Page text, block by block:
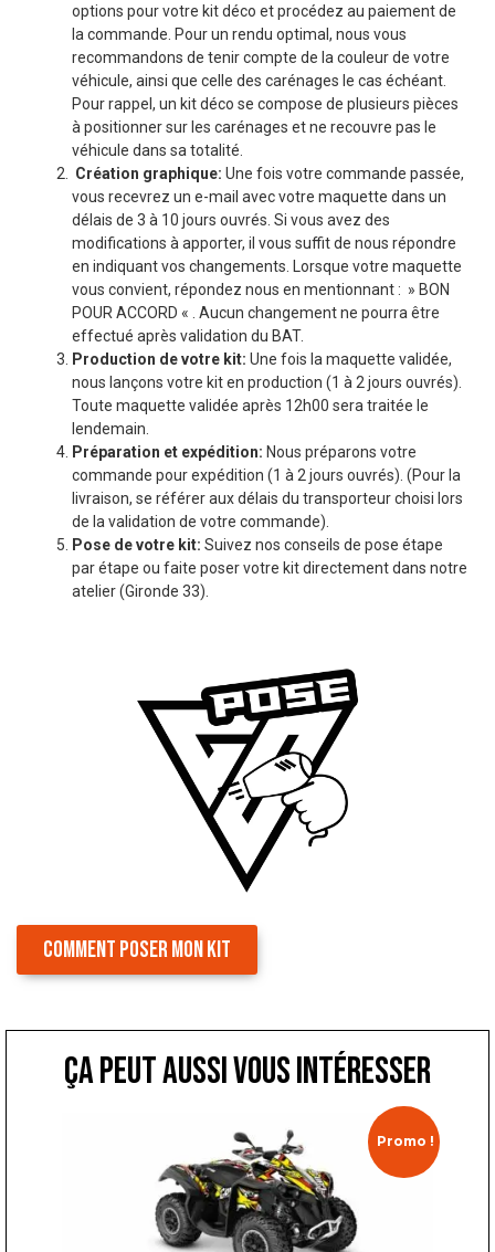
options pour votre kit déco et procédez au paiement de
la commande. Pour un rendu optimal, nous vous
recommandons de tenir compte de la couleur de votre
véhicule, ainsi que celle des carénages le cas échéant.
Pour rappel, un kit déco se compose de plusieurs pièces
à positionner sur les carénages et ne recouvre pas le
véhicule dans sa totalité.
Création graphique: Une fois votre commande passée,
vous recevrez un e-mail avec votre maquette dans un
délais de 3 à 10 jours ouvrés. Si vous avez des
modifications à apporter, il vous suffit de nous répondre
en indiquant vos changements. Lorsque votre maquette
vous convient, répondez nous en mentionnant : » BON
POUR ACCORD « . Aucun changement ne pourra être
effectué après validation du BAT.
Production de votre kit: Une fois la maquette validée,
nous lançons votre kit en production (1 à 2 jours ouvrés).
Toute maquette validée après 12h00 sera traitée le
lendemain.
Préparation et expédition: Nous préparons votre
commande pour expédition (1 à 2 jours ouvrés). (Pour la
livraison, se référer aux délais du transporteur choisi lors
de la validation de votre commande).
Pose de votre kit: Suivez nos conseils de pose étape
par étape ou faite poser votre kit directement dans notre
atelier (Gironde 33).
COMMENT POSER MON KIT
ça peut aussi vous intéresser
Promo !